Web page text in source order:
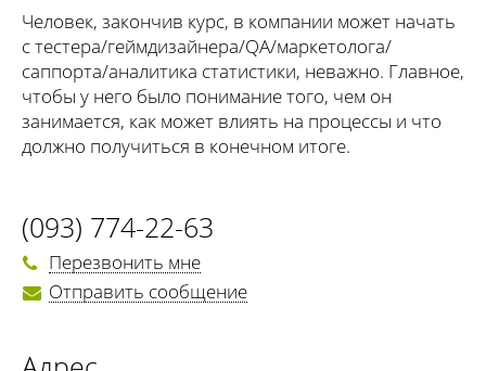
Человек, закончив курс, в компании может начать
с тестера/геймдизайнера/QA/маркетолога/
саппорта/аналитика статистики, неважно. Главное,
чтобы у него было понимание того, чем он
занимается, как может влиять на процессы и что
должно получиться в конечном итоге.
(093) 774-22-63
Перезвонить мне
Отправить сообщение